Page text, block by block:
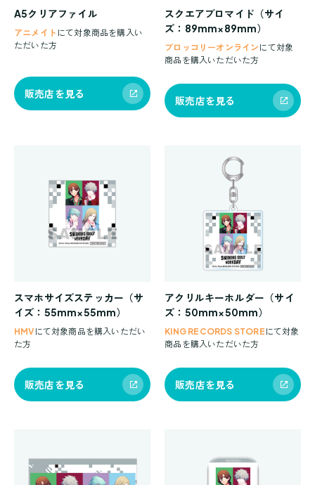
A5クリアファイル
アニメイト にて対象商品を購入い
ただいた方
販売店を見る
スクエアブロマイド（サイ
ズ：89mm×89mm）
ブロッコリーオンライン にて対象
商品を購入いただいた方
販売店を見る
スマホサイズステッカー（サ
イズ：55mm×55mm）
HMV にて対象商品を購入いただい
た方
販売店を見る
アクリルキーホルダー（サイ
ズ：50mm×50mm）
KING RECORDS STORE にて対象
商品を購入いただいた方
販売店を見る